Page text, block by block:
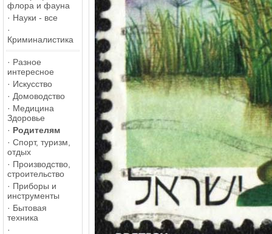
флора и фауна
· Науки - все
·
Криминалистика
· Разное
интересное
· Искусство
· Домоводство
· Медицина
Здоровье
· Родителям
· Спорт, туризм,
отдых
· Производство,
строительство
· Приборы и
инструменты
· Бытовая
техника
·